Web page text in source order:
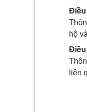
Điều
hộ
Điều
liên